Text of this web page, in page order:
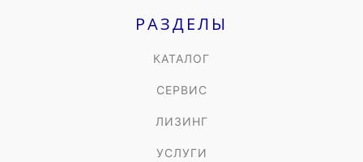
РАЗДЕЛЫ
КАТАЛОГ
СЕРВИС
ЛИЗИНГ
УСЛУГИ